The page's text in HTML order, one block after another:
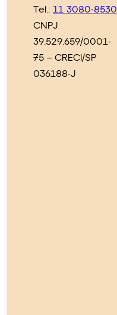
Tel.: 11 3080-8530
CNPJ
39.529.659/0001-
75 – CRECI/SP
036188-J